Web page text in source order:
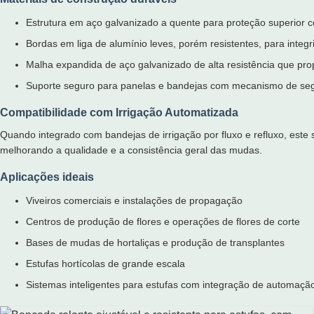
Estrutura em aço galvanizado a quente para proteção superior
Bordas em liga de alumínio leves, porém resistentes, para
Malha expandida de aço galvanizado de alta resistência que
Suporte seguro para panelas e bandejas com mecanismo de
Compatibilidade com Irrigação Automatizada
Quando integrado com bandejas de irrigação por fluxo e refluxo,
melhorando a qualidade e a consistência geral das mudas.
Aplicações ideais
Viveiros comerciais e instalações de propagação
Centros de produção de flores e operações de flores de corte
Bases de mudas de hortaliças e produção de transplantes
Estufas hortícolas de grande escala
Sistemas inteligentes para estufas com integração de